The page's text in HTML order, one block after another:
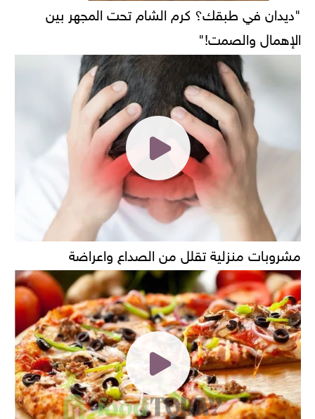
"ديدان في طبقك؟ كرم الشام تحت المجهر بين
الإهمال والصمت!"
مشروبات منزلية تقلل من الصداع واعراضة